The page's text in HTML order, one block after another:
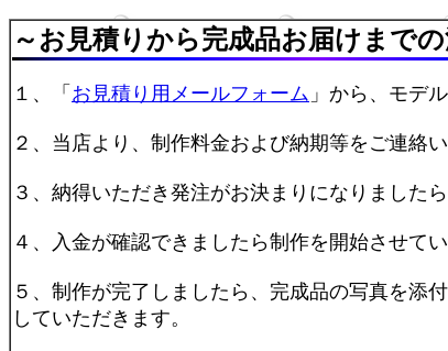
～お見積りから完成品お届けまでの
１、「 お見積り用メールフォーム 」から、モデ
２、当店より、制作料金および納期等をご連絡い
３、納得いただき発注がお決まりになりました
４、入金が確認できましたら制作を開始させてい
５、制作が完了しましたら、完成品の写真を添
していただきます。